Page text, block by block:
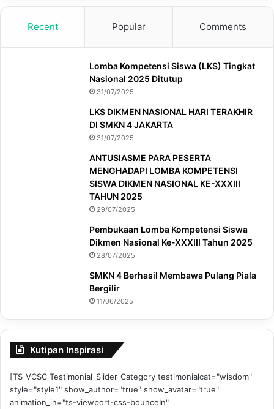
Recent Popular Comments
Lomba Kompetensi Siswa (LKS) Tingkat
Nasional 2025 Ditutup
31/07/2025
LKS DIKMEN NASIONAL HARI TERAKHIR
DI SMKN 4 JAKARTA
31/07/2025
ANTUSIASME PARA PESERTA
MENGHADAPI LOMBA KOMPETENSI
SISWA DIKMEN NASIONAL KE-XXXIII
TAHUN 2025
29/07/2025
Pembukaan Lomba Kompetensi Siswa
Dikmen Nasional Ke-XXXIII Tahun 2025
28/07/2025
SMKN 4 Berhasil Membawa Pulang Piala
Bergilir
11/06/2025
Kutipan Inspirasi
[TS_VCSC_Testimonial_Slider_Category testimonialcat="wisdom"
style="style1" show_author="true" show_avatar="true"
animation_in="ts-viewport-css-bounceIn"